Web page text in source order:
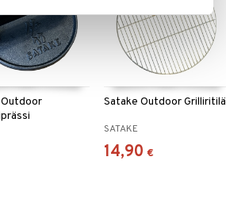
Satake Outdoor Grilliritilä
SATAKE
14,90 €